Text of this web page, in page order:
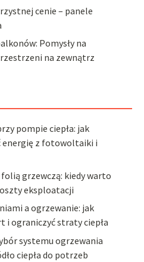
cenie – panele
Pomysły na
na zewnątrz
pompie ciepła: jak
z fotowoltaiki i
grzewczą: kiedy warto
eksploatacji
a ogrzewanie: jak
ograniczyć straty ciepła
systemu ogrzewania
ciepła do potrzeb